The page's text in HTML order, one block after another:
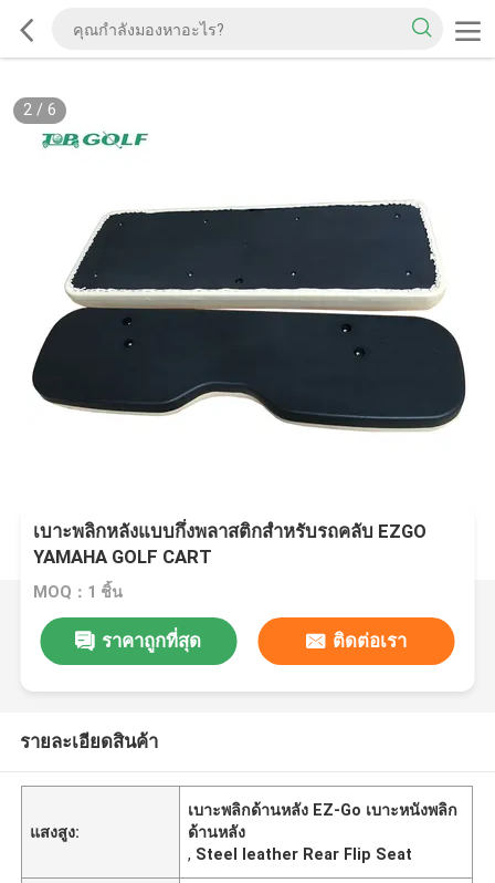
2/ 6
เบาะพลิกหลังแบบกึ่งพลาสติกสำหรับรถคลับ EZGO
YAMAHA GOLF CART
MOQ：1 ชิ้น
ราคาถูกที่สุด ติดต่อเรา
รายละเอียดสินค้า
แสงสูง:
เบาะพลิกด้านหลัง EZ-Go เบาะหนังพลิก
ด้านหลัง
, Steel leather Rear Flip Seat